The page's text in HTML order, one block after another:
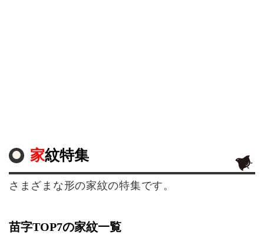
家紋特集
さまざまな形の家紋の特集です。
苗字TOP7の家紋一覧